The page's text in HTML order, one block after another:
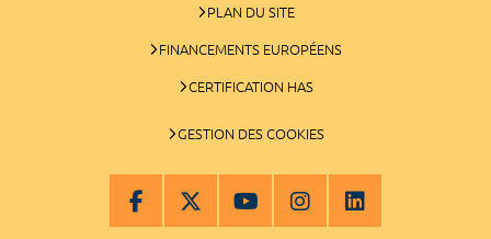
PLAN DU SITE
FINANCEMENTS EUROPÉENS
CERTIFICATION HAS
GESTION DES COOKIES